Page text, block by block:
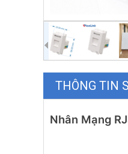
THÔNG TIN
Nhân Mạng